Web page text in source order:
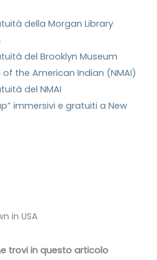
della Morgan Library
del Brooklyn Museum
the American Indian (NMAI)
del NMAI
immersivi e gratuiti a New
in USA
trovi in questo articolo